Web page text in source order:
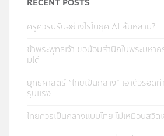
ครูควรปรับอย่างไรในยุค AI ล้นหลาม?
ข้าพระพุทธเจ้า ขอน้อมสำนึกในพระมห
มิได้
ยุทธศาสตร์ “ไทยเป็นกลาง” เอาตัวรอด
รุนแรง
ไทยควรเป็นกลางแบบไทย ไม่เหมือนสวิต